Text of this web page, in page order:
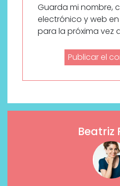
Guarda mi nombre,
electrónico y web
para la próxima vez
Beatriz